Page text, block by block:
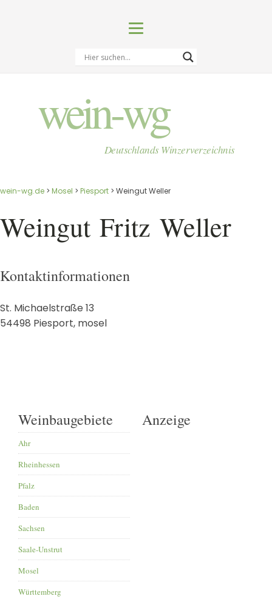
wein-wg
Deutschlands Winzerverzeichnis
wein-wg.de > Mosel > Piesport > Weingut Weller
Weingut Fritz Weller
Kontaktinformationen
St. Michaelstraße 13
54498 Piesport, mosel
Weinbaugebiete
Ahr
Rheinhessen
Pfalz
Baden
Sachsen
Saale-Unstrut
Mosel
Württemberg
Anzeige